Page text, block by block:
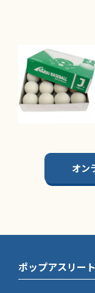
オン
ポップアスリー